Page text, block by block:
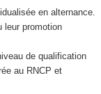
en alternance.
leur promotion
de qualification
au RNCP et